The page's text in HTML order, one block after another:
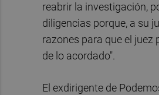
reabrir la investigación,
diligencias porque, a su
razones para que el juez
de lo acordado".
El exdirigente de